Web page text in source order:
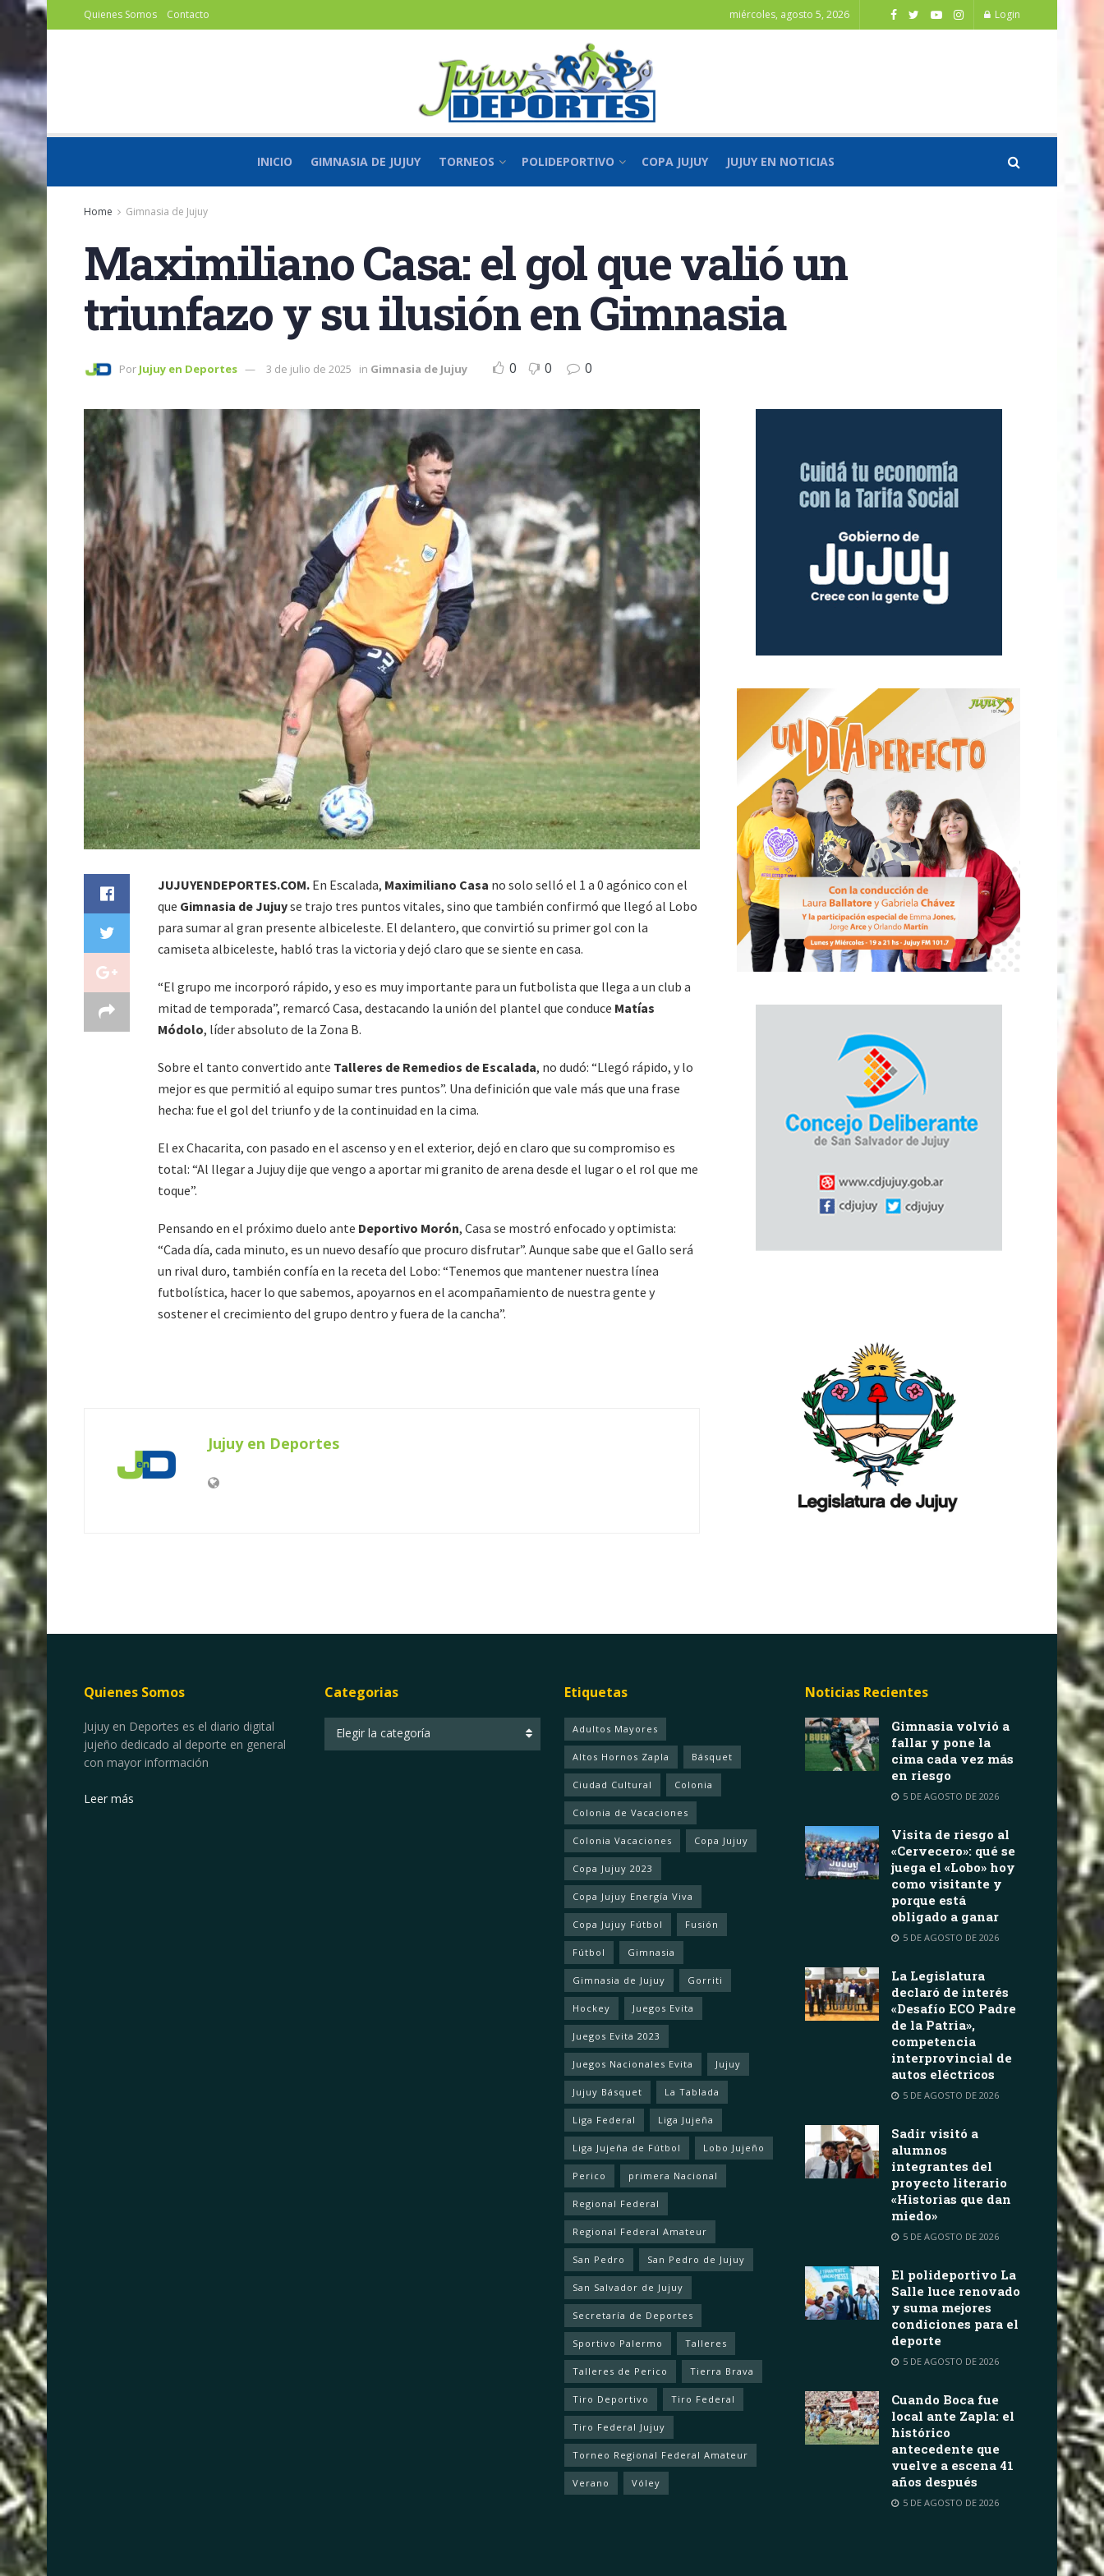
Quienes Somos Contacto miércoles, agosto 5, 2026 Login
INICIO GIMNASIA DE JUJUY TORNEOS POLIDEPORTIVO COPA JUJUY JUJUY EN NOTICIAS
Home Gimnasia de Jujuy
Maximiliano Casa: el gol que valió un
triunfazo y su ilusión en Gimnasia
Por Jujuy en Deportes 3 de julio de 2025 in Gimnasia de Jujuy 0 0 0
JUJUYENDEPORTES.COM. En Escalada, Maximiliano Casa no solo selló el 1 a 0 agónico con el
que Gimnasia de Jujuyse trajo tres puntos vitales, sino que también confirmó que llegó al Lobo
para sumar al gran presente albiceleste. El delantero, que convirtió su primer gol con la
camiseta albiceleste, habló tras la victoria y dejó claro que se siente en casa.
“El grupo me incorporó rápido, y eso es muy importante para un futbolista que llega a un club a
mitad de temporada”, remarcó Casa, destacando la unión del plantel que conduce Matías
Módolo, líder absoluto de la Zona B.
Sobre el tanto convertido ante Talleres de Remedios de Escalada, no dudó: “Llegó rápido, y lo
mejor es que permitió al equipo sumar tres puntos”. Una definición que vale más que una frase
hecha: fue el gol del triunfo y de la continuidad en la cima.
El ex Chacarita, con pasado en el ascenso y en el exterior, dejó en claro que su compromiso es
total: “Al llegar a Jujuy dije que vengo a aportar mi granito de arena desde el lugar o el rol que me
toque”.
Pensando en el próximo duelo ante Deportivo Morón, Casa se mostró enfocado y optimista:
“Cada día, cada minuto, es un nuevo desafío que procuro disfrutar”. Aunque sabe que el Gallo será
un rival duro, también confía en la receta del Lobo: “Tenemos que mantener nuestra línea
futbolística, hacer lo que sabemos, apoyarnos en el acompañamiento de nuestra gente y
sostener el crecimiento del grupo dentro y fuera de la cancha”.
Jujuy en Deportes
Quienes Somos
Jujuy en Deportes es el diario digital
jujeño dedicado al deporte en general
con mayor información
Leer más
Categorias
Categorias
Elegir la categoría
Etiquetas
Adultos Mayores
Altos Hornos Zapla Básquet
Ciudad Cultural Colonia
Colonia de Vacaciones
Colonia Vacaciones Copa Jujuy
Copa Jujuy 2023
Copa Jujuy Energía Viva
Copa Jujuy Fútbol Fusión
Fútbol Gimnasia
Gimnasia de Jujuy Gorriti
Hockey Juegos Evita
Juegos Evita 2023
Juegos Nacionales Evita Jujuy
Jujuy Básquet La Tablada
Liga Federal Liga Jujeña
Liga Jujeña de Fútbol Lobo Jujeño
Perico primera Nacional
Regional Federal
Regional Federal Amateur
San Pedro San Pedro de Jujuy
San Salvador de Jujuy
Secretaría de Deportes
Sportivo Palermo Talleres
Talleres de Perico Tierra Brava
Tiro Deportivo Tiro Federal
Tiro Federal Jujuy
Torneo Regional Federal Amateur
Verano Vóley
Noticias Recientes
Gimnasia volvió a
fallar y pone la
cima cada vez más
en riesgo
5 DE AGOSTO DE 2026
Visita de riesgo al
«Cervecero»: qué se
juega el «Lobo» hoy
como visitante y
porque está
obligado a ganar
5 DE AGOSTO DE 2026
La Legislatura
declaró de interés
«Desafío ECO Padre
de la Patria»,
competencia
interprovincial de
autos eléctricos
5 DE AGOSTO DE 2026
Sadir visitó a
alumnos
integrantes del
proyecto literario
«Historias que dan
miedo»
5 DE AGOSTO DE 2026
El polideportivo La
Salle luce renovado
y suma mejores
condiciones para el
deporte
5 DE AGOSTO DE 2026
Cuando Boca fue
local ante Zapla: el
histórico
antecedente que
vuelve a escena 41
años después
5 DE AGOSTO DE 2026